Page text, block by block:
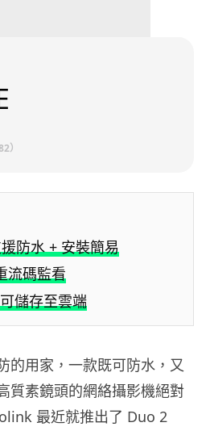
）
防水 + 安裝簡易
流碼監看
儲存至雲端
的用家，一款既可防水，又
質素鏡頭的網絡攝影機絕對
最近就推出了 Duo 2